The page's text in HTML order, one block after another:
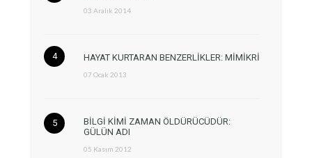
03 Aralık 2014
HAYAT KURTARAN BENZERLİKLER: MİMİKRİ
07 Ocak 2013
BİLGİ KİMİ ZAMAN ÖLDÜRÜCÜDÜR:
GÜLÜN ADI
05 Kasım 2012